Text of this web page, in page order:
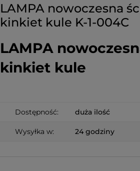
LAMPA nowoczesna
kinkiet kule K-1-004C
LAMPA
kinkiet kule
Dostępność: duża ilość
Wysyłka w: 24 godziny